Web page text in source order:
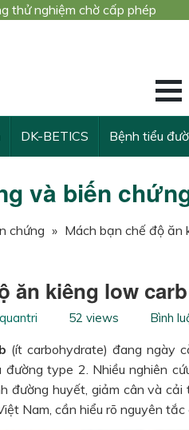
thử nghiệm chờ cấp phép
KẾ THỪA VÀ
DK-BETICS Bệnh tiểu
và biến
chứng » Mách bạn chế độ ăn
ăn kiêng low
52 views Bình
(ít carbohydrate) đang ngày
đường type 2. Nhiều nghiên
đường huyết, giảm cân và
Nam, cần hiểu rõ nguyên